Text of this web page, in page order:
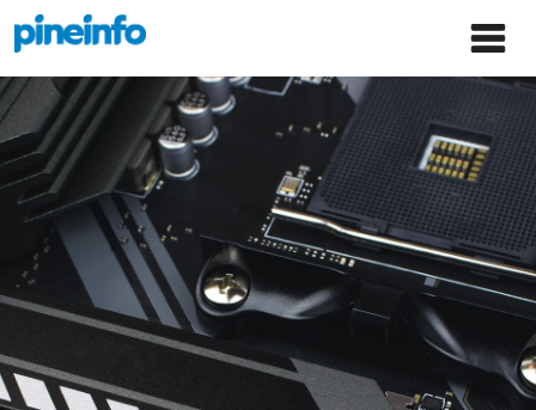
콘텐츠로
건너뛰기
Main
Menu
파인인포 홈으로 이동